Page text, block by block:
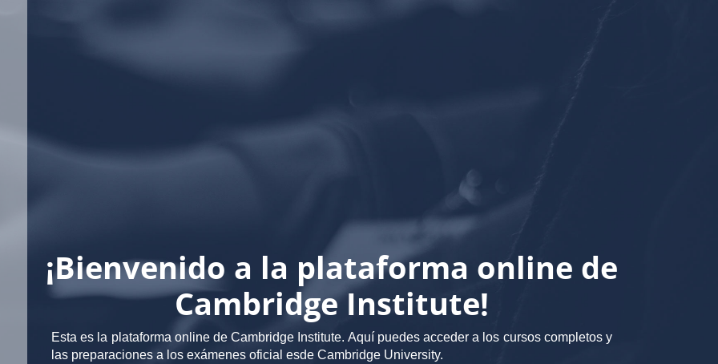
¡Bienvenido a la plataforma online de
Cambridge Institute!
Esta es la plataforma online de Cambridge Institute. Aquí puedes acceder a los cursos completos y
las preparaciones a los exámenes oficial esde Cambridge University.